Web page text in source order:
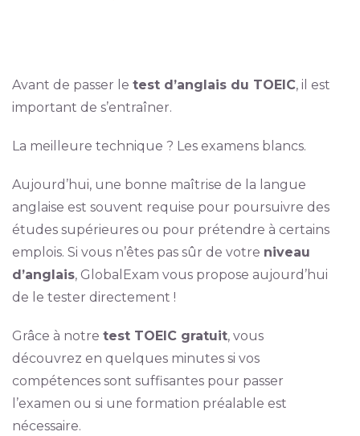
Avant de passer le test d’anglais du TOEIC, il est
important de s’entraîner.
La meilleure technique ? Les examens blancs.
Aujourd’hui, une bonne maîtrise de la langue
anglaise est souvent requise pour poursuivre des
études supérieures ou pour prétendre à certains
emplois. Si vous n’êtes pas sûr de votre niveau
d’anglais, GlobalExam vous propose aujourd’hui
de le tester directement !
Grâce à notre test TOEIC gratuit, vous
découvrez en quelques minutes si vos
compétences sont suffisantes pour passer
l’examen ou si une formation préalable est
nécessaire.